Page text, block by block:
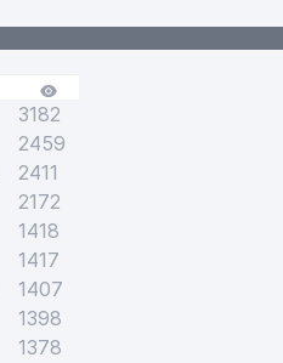
3182
2459
2411
2172
1418
1417
1407
1398
1378